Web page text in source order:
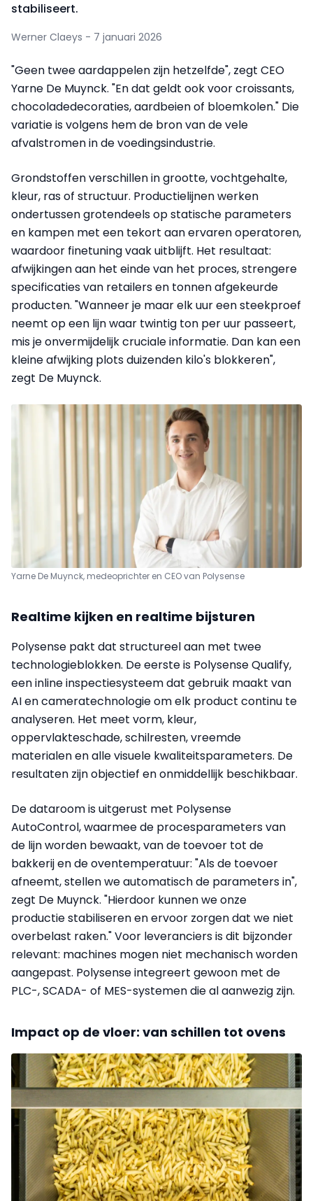
stabiliseert.
Werner Claeys - 7 januari 2026
"Geen twee aardappelen zijn hetzelfde", zegt CEO
Yarne De Muynck. "En dat geldt ook voor croissants,
chocoladedecoraties, aardbeien of bloemkolen." Die
variatie is volgens hem de bron van de vele
afvalstromen in de voedingsindustrie.
Grondstoffen verschillen in grootte, vochtgehalte,
kleur, ras of structuur. Productielijnen werken
ondertussen grotendeels op statische parameters
en kampen met een tekort aan ervaren operatoren,
waardoor finetuning vaak uitblijft. Het resultaat:
afwijkingen aan het einde van het proces, strengere
specificaties van retailers en tonnen afgekeurde
producten. "Wanneer je maar elk uur een steekproef
neemt op een lijn waar twintig ton per uur passeert,
mis je onvermijdelijk cruciale informatie. Dan kan een
kleine afwijking plots duizenden kilo's blokkeren",
zegt De Muynck.
Yarne De Muynck, medeoprichter en CEO van Polysense
Realtime kijken en realtime bijsturen
Polysense pakt dat structureel aan met twee
technologieblokken. De eerste is Polysense Qualify,
een inline inspectiesysteem dat gebruik maakt van
AI en cameratechnologie om elk product continu te
analyseren. Het meet vorm, kleur,
oppervlakteschade, schilresten, vreemde
materialen en alle visuele kwaliteitsparameters. De
resultaten zijn objectief en onmiddellijk beschikbaar.
De dataroom is uitgerust met Polysense
AutoControl, waarmee de procesparameters van
de lijn worden bewaakt, van de toevoer tot de
bakkerij en de oventemperatuur: "Als de toevoer
afneemt, stellen we automatisch de parameters in",
zegt De Muynck. "Hierdoor kunnen we onze
productie stabiliseren en ervoor zorgen dat we niet
overbelast raken." Voor leveranciers is dit bijzonder
relevant: machines mogen niet mechanisch worden
aangepast. Polysense integreert gewoon met de
PLC-, SCADA- of MES-systemen die al aanwezig zijn.
Impact op de vloer: van schillen tot ovens